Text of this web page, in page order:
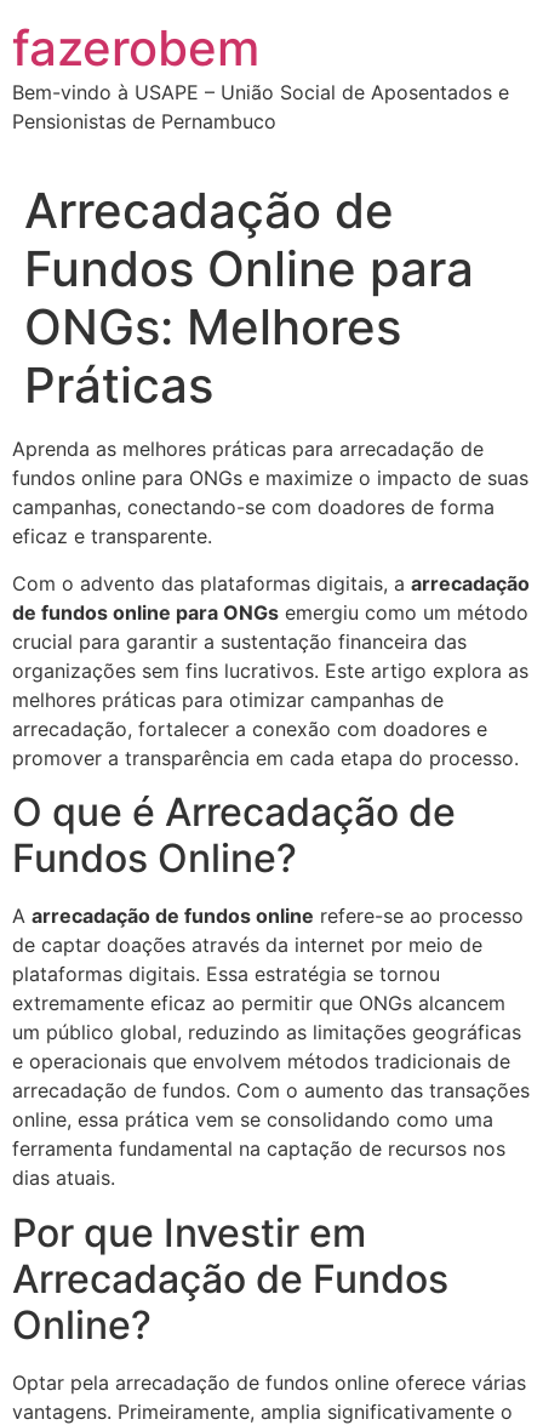
para
conteúdo
fazerobem
Bem-vindo à USAPE – União Social de Aposentados e
Pensionistas de Pernambuco
Arrecadação de
Fundos Online para
ONGs: Melhores
Práticas
Aprenda as melhores práticas para arrecadação de
fundos online para ONGs e maximize o impacto de suas
campanhas, conectando-se com doadores de forma
eficaz e transparente.
Com o advento das plataformas digitais, a arrecadação
de fundos online para ONGs emergiu como um método
crucial para garantir a sustentação financeira das
organizações sem fins lucrativos. Este artigo explora as
melhores práticas para otimizar campanhas de
arrecadação, fortalecer a conexão com doadores e
promover a transparência em cada etapa do processo.
O que é Arrecadação de
Fundos Online?
A arrecadação de fundos online refere-se ao processo
de captar doações através da internet por meio de
plataformas digitais. Essa estratégia se tornou
extremamente eficaz ao permitir que ONGs alcancem
um público global, reduzindo as limitações geográficas
e operacionais que envolvem métodos tradicionais de
arrecadação de fundos. Com o aumento das transações
online, essa prática vem se consolidando como uma
ferramenta fundamental na captação de recursos nos
dias atuais.
Por que Investir em
Arrecadação de Fundos
Online?
Optar pela arrecadação de fundos online oferece várias
vantagens. Primeiramente, amplia significativamente o